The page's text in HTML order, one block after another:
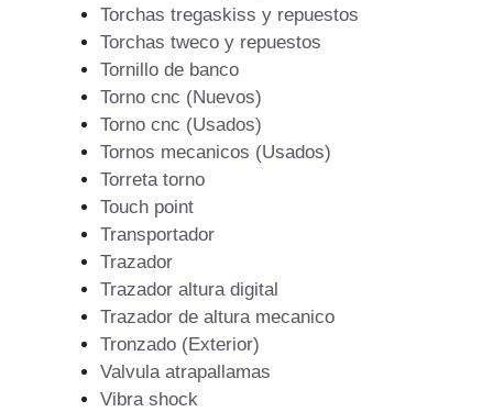
Torchas tregaskiss y repuestos
Torchas tweco y repuestos
Tornillo de banco
Torno cnc (Nuevos)
Torno cnc (Usados)
Tornos mecanicos (Usados)
Torreta torno
Touch point
Transportador
Trazador
Trazador altura digital
Trazador de altura mecanico
Tronzado (Exterior)
Valvula atrapallamas
Vibra shock